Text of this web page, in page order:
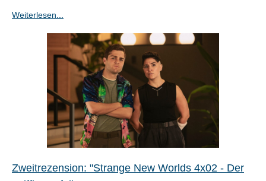
Weiterlesen...
Zweitrezension: "Strange New Worlds 4x02 - Der